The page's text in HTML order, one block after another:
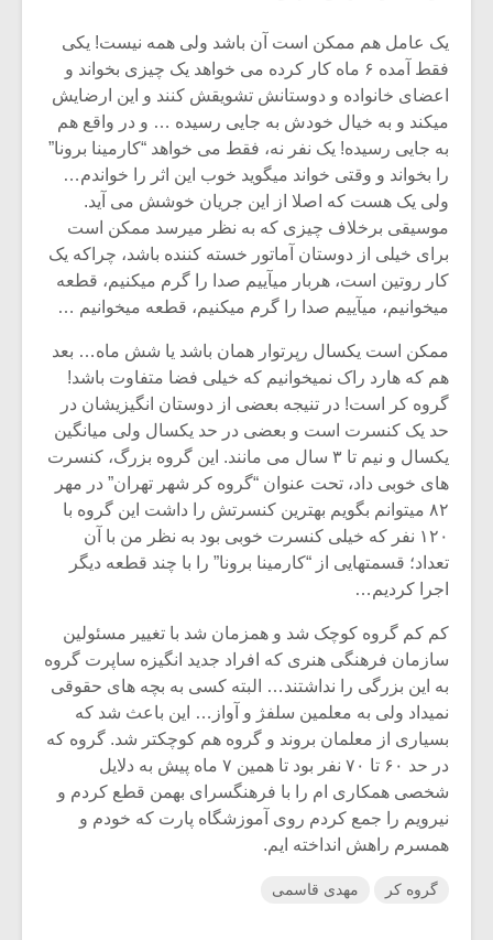
یک عامل هم ممکن است آن باشد ولی همه نیست! یکی
فقط آمده ۶ ماه کار کرده می خواهد یک چیزی بخواند و
اعضای خانواده و دوستانش تشویقش کنند و این ارضایش
میکند و به خیال خودش به جایی رسیده … و در واقع هم
به جایی رسیده! یک نفر نه، فقط می خواهد “کارمینا برونا”
را بخواند و وقتی خواند میگوید خوب این اثر را خواندم…
ولی یک هست که اصلا از این جریان خوشش می آید.
موسیقی برخلاف چیزی که به نظر میرسد ممکن است
برای خیلی از دوستان آماتور خسته کننده باشد، چراکه یک
کار روتین است، هربار میآییم صدا را گرم میکنیم، قطعه
میخوانیم، میآییم صدا را گرم میکنیم، قطعه میخوانیم …
ممکن است یکسال رپرتوار همان باشد یا شش ماه… بعد
هم که هارد راک نمیخوانیم که خیلی فضا متفاوت باشد!
گروه کر است! در تنیجه بعضی از دوستان انگیزیشان در
حد یک کنسرت است و بعضی در حد یکسال ولی میانگین
یکسال و نیم تا ۳ سال می مانند. این گروه بزرگ، کنسرت
های خوبی داد، تحت عنوان “گروه کر شهر تهران” در مهر
۸۲ میتوانم بگویم بهترین کنسرتش را داشت این گروه با
۱۲۰ نفر که خیلی کنسرت خوبی بود به نظر من با آن
تعداد؛ قسمتهایی از “کارمینا برونا” را با چند قطعه دیگر
اجرا کردیم…
کم کم گروه کوچک شد و همزمان شد با تغییر مسئولین
سازمان فرهنگی هنری که افراد جدید انگیزه ساپرت گروه
به این بزرگی را نداشتند… البته کسی به بچه های حقوقی
نمیداد ولی به معلمین سلفژ و آواز… این باعث شد که
بسیاری از معلمان بروند و گروه هم کوچکتر شد. گروه که
در حد ۶۰ تا ۷۰ نفر بود تا همین ۷ ماه پیش به دلایل
شخصی همکاری ام را با فرهنگسرای بهمن قطع کردم و
نیرویم را جمع کردم روی آموزشگاه پارت که خودم و
همسرم راهش انداخته ایم.
گروه کر مهدی قاسمی